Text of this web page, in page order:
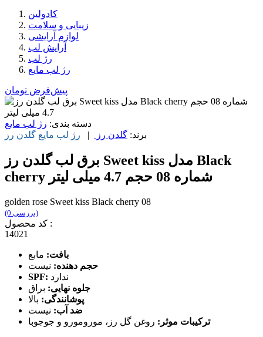
کادولین
زیبایی و سلامت
لوازم آرایشی
آرایش لب
رژ لب
رژ لب مایع
پیش‌فرض تومان
دسته بندی: رژ لب مایع
برند: گلدن رز | رژ لب مایع گلدن رز
برق لب گلدن رز Sweet kiss مدل Black
cherry شماره 08 حجم 4.7 میلی لیتر
golden rose Sweet kiss Black cherry 08
(0 بررسی)
کد محصول :
14021
بافت: مابع
حجم دهنده: نیست
SPF: ندارد
جلوه نهایی: براق
پوشانندگی: بالا
ضد آب: نیست
ترکیبات موثر: روغن گل رز، مورومورو و جوجوبا